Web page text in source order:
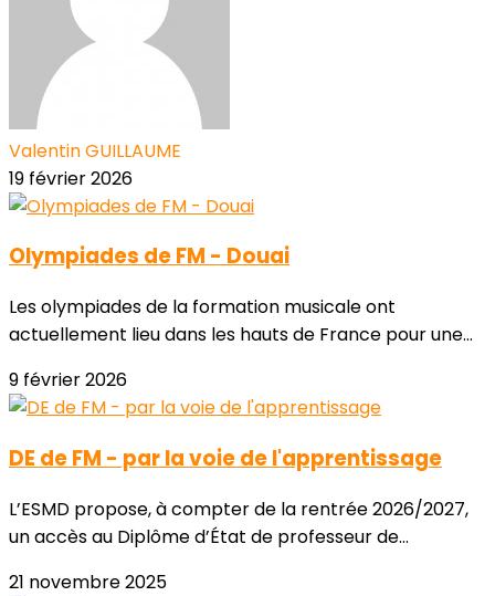
Valentin GUILLAUME
19 février 2026
Olympiades de FM - Douai
Les olympiades de la formation musicale ont
actuellement lieu dans les hauts de France pour une...
9 février 2026
DE de FM - par la voie de l'apprentissage
L’ESMD propose, à compter de la rentrée 2026/2027,
un accès au Diplôme d’État de professeur de...
21 novembre 2025